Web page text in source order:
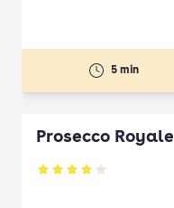
5 min
Prosecco Royale
Betyg: 3.84 av 5